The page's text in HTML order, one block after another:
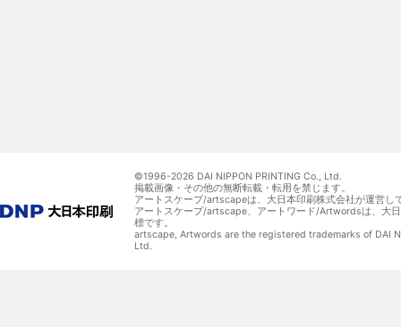
©1996-2026 DAI NIPPON PRINTING Co., Ltd.
掲載画像・その他の無断転載・転用を禁じます。
アートスケープ/artscapeは、大日本印刷株式会社が運営し
アートスケープ/artscape、アートワード/Artwordsは、大
標です。
artscape, Artwords are the registered trademarks of DAI
Ltd.